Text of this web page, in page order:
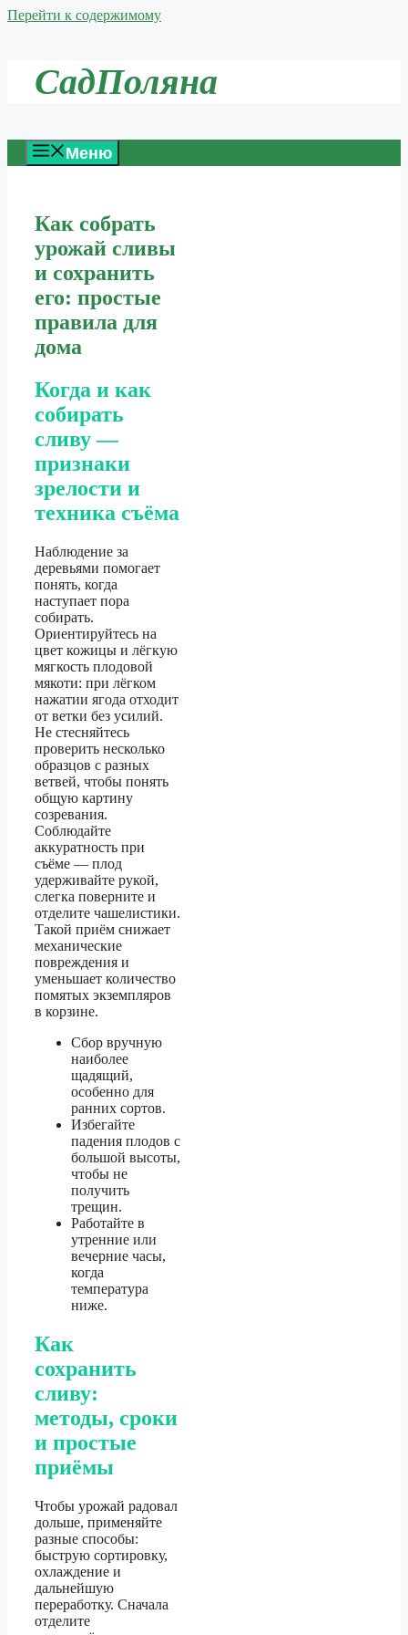
Перейти к содержимому
СадПоляна
Меню
Как собрать
урожай сливы
и сохранить
его: простые
правила для
дома
Когда и как
собирать
сливу —
признаки
зрелости и
техника съёма
Наблюдение за
деревьями помогает
понять, когда
наступает пора
собирать.
Ориентируйтесь на
цвет кожицы и лёгкую
мягкость плодовой
мякоти: при лёгком
нажатии ягода отходит
от ветки без усилий.
Не стесняйтесь
проверить несколько
образцов с разных
ветвей, чтобы понять
общую картину
созревания.
Соблюдайте
аккуратность при
съёме — плод
удерживайте рукой,
слегка поверните и
отделите чашелистики.
Такой приём снижает
механические
повреждения и
уменьшает количество
помятых экземпляров
в корзине.
Сбор вручную
наиболее
щадящий,
особенно для
ранних сортов.
Избегайте
падения плодов с
большой высоты,
чтобы не
получить
трещин.
Работайте в
утренние или
вечерние часы,
когда
температура
ниже.
Как
сохранить
сливу:
методы, сроки
и простые
приёмы
Чтобы урожай радовал
дольше, применяйте
разные способы:
быструю сортировку,
охлаждение и
дальнейшую
переработку. Сначала
отделите